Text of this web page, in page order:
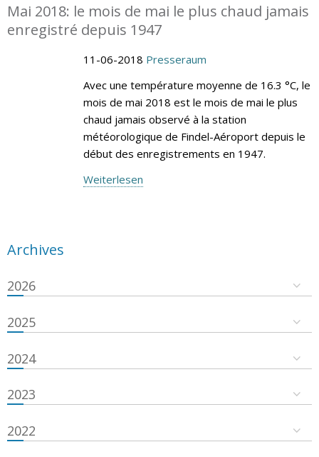
Mai 2018: le mois de mai le plus chaud jamais
enregistré depuis 1947
11-06-2018 Presseraum
Avec une température moyenne de 16.3 °C, le
mois de mai 2018 est le mois de mai le plus
chaud jamais observé à la station
météorologique de Findel-Aéroport depuis le
début des enregistrements en 1947.
Weiterlesen
Archives
2026
2025
2024
2023
2022